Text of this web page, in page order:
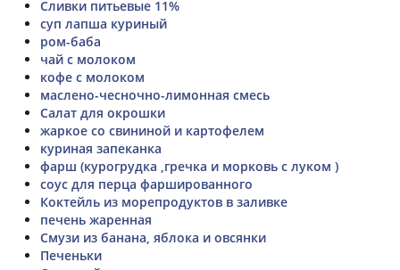
Сливки питьевые 11%
суп лапша куриный
ром-баба
чай с молоком
кофе с молоком
маслено-чесночно-лимонная смесь
Салат для окрошки
жаркое со свининой и картофелем
куриная запеканка
фарш (курогрудка ,гречка и морковь с луком )
соус для перца фаршированного
Коктейль из морепродуктов в заливке
печень жаренная
Смузи из банана, яблока и овсянки
Печеньки